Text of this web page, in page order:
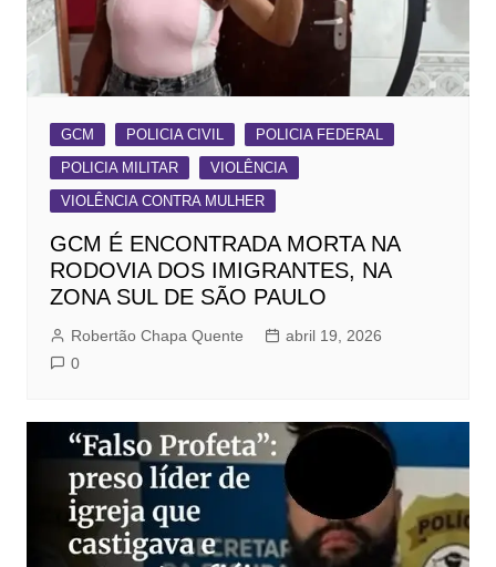
GCM POLICIA CIVIL
POLICIA FEDERAL
POLICIA MILITAR
VIOLÊNCIA
VIOLÊNCIA CONTRA MULHER
GCM É ENCONTRADA MORTA NA
RODOVIA DOS IMIGRANTES, NA
ZONA SUL DE SÃO PAULO
Robertão Chapa Quente
abril 19, 2026
0